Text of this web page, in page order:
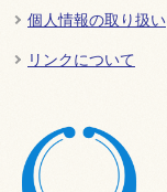
個人情報の取り扱い
リンクについて